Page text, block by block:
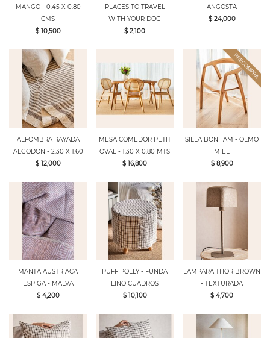
MANGO - 0.45 X 0.80
CMS
$ 10,500
PLACES TO TRAVEL
WITH YOUR DOG
$ 2,100
ANGOSTA
$ 24,000
ALFOMBRA RAYADA
ALGODON - 2.30 X 1.60
$ 12,000
MESA COMEDOR PETIT
OVAL - 1.30 X 0.80 MTS
$ 16,800
SILLA BONHAM - OLMO
MIEL
$ 8,900
MANTA AUSTRIACA
ESPIGA - MALVA
$ 4,200
PUFF POLLY - FUNDA
LINO CUADROS
$ 10,100
LAMPARA THOR BROWN
- TEXTURADA
$ 4,700